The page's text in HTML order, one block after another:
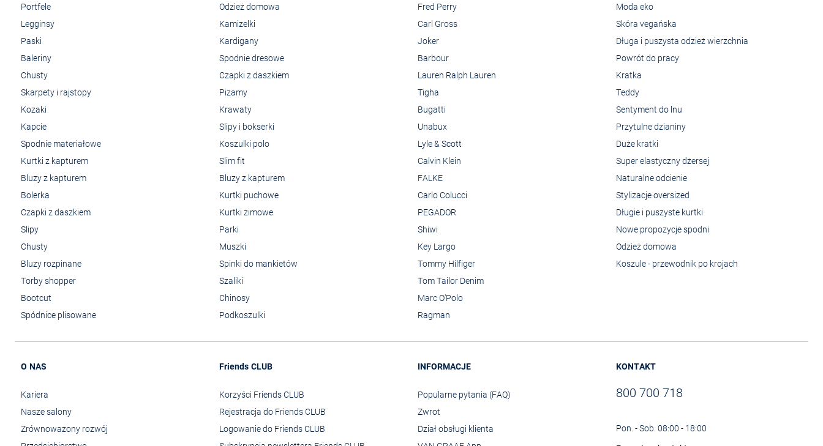
Portfele
Legginsy
Paski
Baleriny
Chusty
Skarpety i rajstopy
Kozaki
Kapcie
Spodnie materiałowe
Kurtki z kapturem
Bluzy z kapturem
Bolerka
Czapki z daszkiem
Slipy
Chusty
Bluzy rozpinane
Torby shopper
Bootcut
Spódnice plisowane
Odzież domowa
Kamizelki
Kardigany
Spodnie dresowe
Czapki z daszkiem
Pizamy
Krawaty
Slipy i bokserki
Koszulki polo
Slim fit
Bluzy z kapturem
Kurtki puchowe
Kurtki zimowe
Parki
Muszki
Spinki do mankietów
Szaliki
Chinosy
Podkoszulki
Fred Perry
Carl Gross
Joker
Barbour
Lauren Ralph Lauren
Tigha
Bugatti
Unabux
Lyle & Scott
Calvin Klein
FALKE
Carlo Colucci
PEGADOR
Shiwi
Key Largo
Tommy Hilfiger
Tom Tailor Denim
Marc O'Polo
Ragman
Moda eko
Skóra vegańska
Długa i puszysta odzież wierzchnia
Powrót do pracy
Kratka
Teddy
Sentyment do lnu
Przytulne dzianiny
Duże kratki
Super elastyczny dżersej
Naturalne odcienie
Stylizacje oversized
Długie i puszyste kurtki
Nowe propozycje spodni
Odzież domowa
Koszule - przewodnik po krojach
O NAS
Kariera
Nasze salony
Zrównoważony rozwój
Friends CLUB
Korzyści Friends CLUB
Rejestracja do Friends CLUB
Logowanie do Friends CLUB
INFORMACJE
Popularne pytania (FAQ)
Zwrot
Dział obsługi klienta
KONTAKT
800 700 718
Pon. - Sob. 08:00 - 18:00